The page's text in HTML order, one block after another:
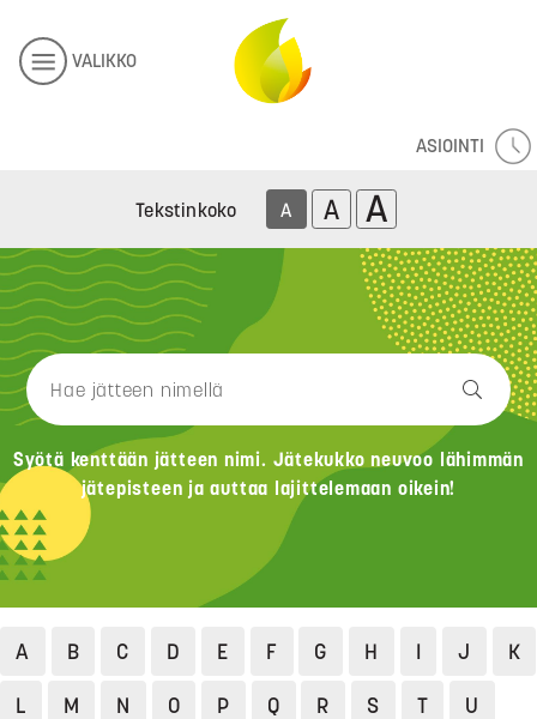
VALIKKO
ASIOINTI
Tekstinkoko A A A
Syötä kenttään jätteen nimi. Jätekukko neuvoo lähimmän
jätepisteen ja auttaa lajittelemaan oikein!
A B C D E F G H I J
K
L
M N O P Q R S T
U